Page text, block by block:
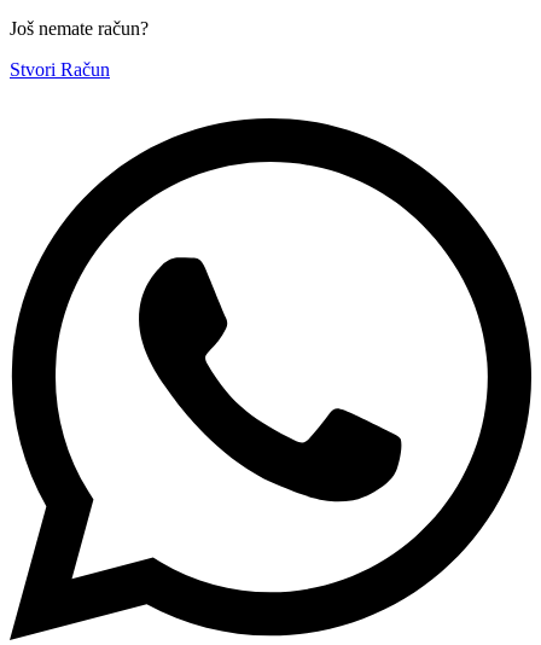
Još nemate račun?
Stvori Račun